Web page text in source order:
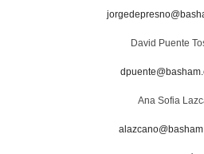
David Puente
Ana Sofia